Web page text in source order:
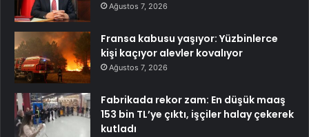
Ağustos 7, 2026
Fransa kabusu yaşıyor: Yüzbinlerce
kişi kaçıyor alevler kovalıyor
Ağustos 7, 2026
Fabrikada rekor zam: En düşük maaş
153 bin TL’ye çıktı, işçiler halay çekerek
kutladı